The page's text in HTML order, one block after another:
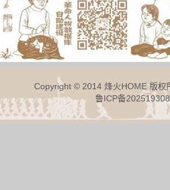
Copyright © 2014 烽火HOME 版权
鲁ICP备